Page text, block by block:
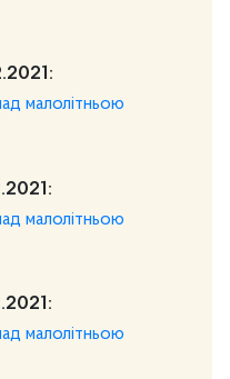
малолітньою
малолітньою
малолітньою